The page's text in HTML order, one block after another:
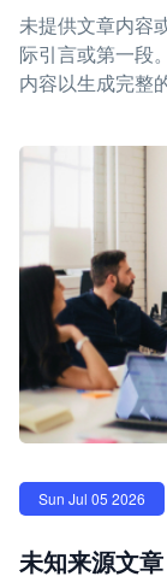
未提供文章内容
际引言或第一段
内容以生成完整
Sun Jul 05 2026
未知来源文章